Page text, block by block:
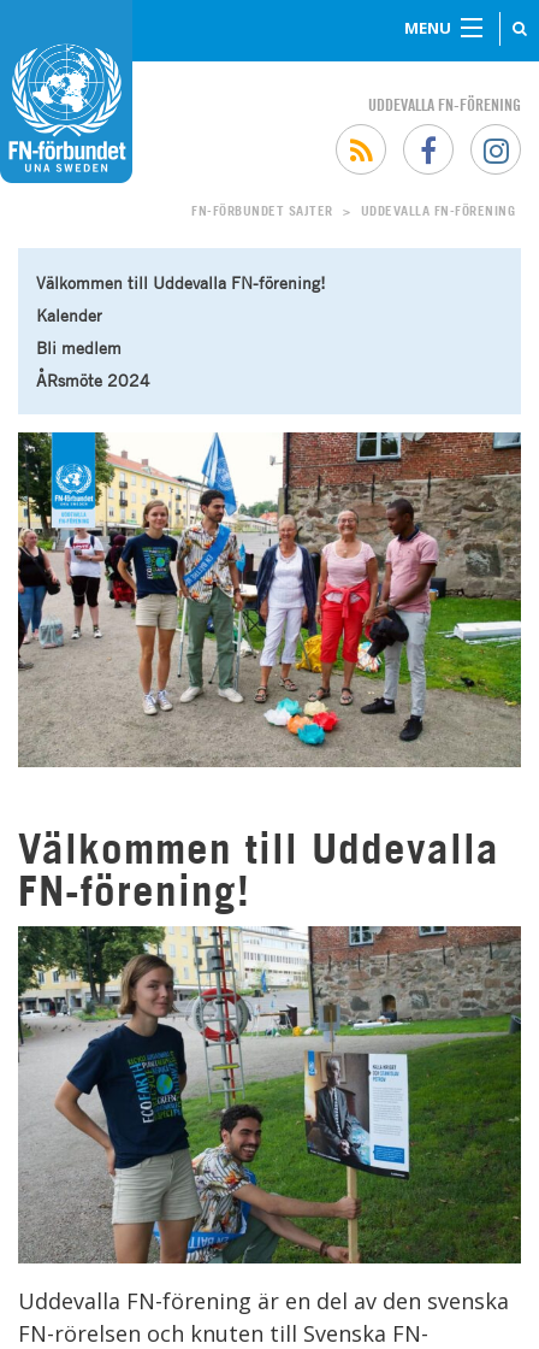
MENU
UDDEVALLA FN-FÖRENING
FN-FÖRBUNDET SAJTER > UDDEVALLA FN-FÖRENING
Välkommen till Uddevalla FN-förening!
Kalender
Bli medlem
ÅRsmöte 2024
Välkommen till Uddevalla
FN-förening!
Uddevalla FN-förening är en del av den svenska
FN-rörelsen och knuten till Svenska FN-